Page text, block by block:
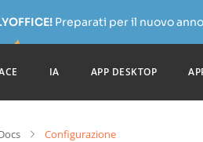
Preparati per il nuovo
IA APP DESKTOP
Configurazione